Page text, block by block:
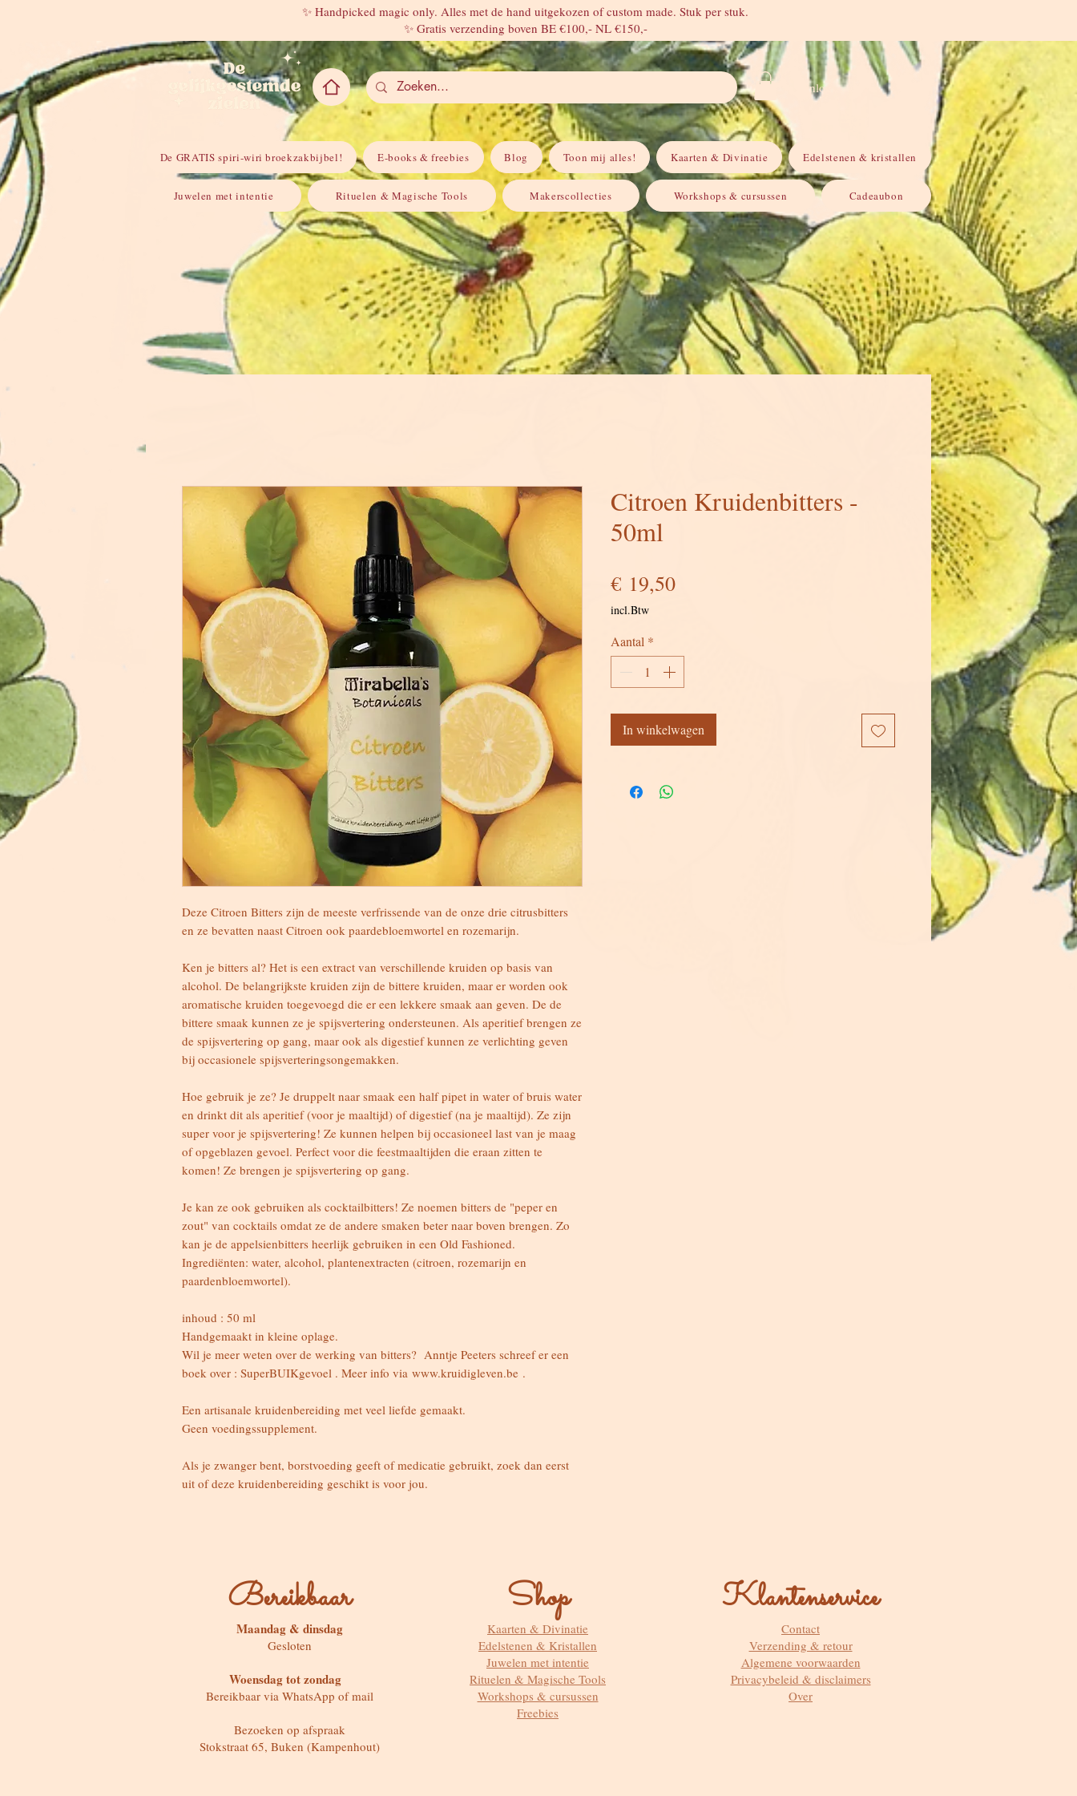
✨ Handpicked magic only. Alles met de hand uitgekozen of custom made. Stuk per stuk.
✨ Gratis verzending boven BE €100,- NL €150,-
Inloggen
De GRATIS spiri-wiri broekzakbijbel! E-books & freebies Blog Toon mij alles! Kaarten & Divinatie Edelstenen & kristallen
Juwelen met intentie Rituelen & Magische Tools Makerscollecties Workshops & cursussen Cadeaubon
Deze Citroen Bitters zijn de meeste verfrissende van de onze drie citrusbitters
en ze bevatten naast Citroen ook paardebloemwortel en rozemarijn.
Ken je bitters al? Het is een extract van verschillende kruiden op basis van
alcohol. De belangrijkste kruiden zijn de bittere kruiden, maar er worden ook
aromatische kruiden toegevoegd die er een lekkere smaak aan geven. De de
bittere smaak kunnen ze je spijsvertering ondersteunen. Als aperitief brengen ze
de spijsvertering op gang, maar ook als digestief kunnen ze verlichting geven
bij occasionele spijsverteringsongemakken.
Hoe gebruik je ze? Je druppelt naar smaak een half pipet in water of bruis water
en drinkt dit als aperitief (voor je maaltijd) of digestief (na je maaltijd). Ze zijn
super voor je spijsvertering! Ze kunnen helpen bij occasioneel last van je maag
of opgeblazen gevoel. Perfect voor die feestmaaltijden die eraan zitten te
komen! Ze brengen je spijsvertering op gang.
Je kan ze ook gebruiken als cocktailbitters! Ze noemen bitters de "peper en
zout" van cocktails omdat ze de andere smaken beter naar boven brengen. Zo
kan je de appelsienbitters heerlijk gebruiken in een Old Fashioned.
Ingrediënten: water, alcohol, plantenextracten (citroen, rozemarijn en
paardenbloemwortel).
inhoud : 50 ml
Handgemaakt in kleine oplage.
Wil je meer weten over de werking van bitters? Anntje Peeters schreef er een
boek over : SuperBUIKgevoel . Meer info via www.kruidigleven.be .
Een artisanale kruidenbereiding met veel liefde gemaakt.
Geen voedingssupplement.
Als je zwanger bent, borstvoeding geeft of medicatie gebruikt, zoek dan eerst
uit of deze kruidenbereiding geschikt is voor jou.
Citroen Kruidenbitters -
50ml
€ 19,50Prijs
incl.Btw
Aantal *
In winkelwagen
Bereikbaar
Maandag & dinsdag
Gesloten
Woensdag tot zondag
Bereikbaar via WhatsApp of mail
Bezoeken op afspraak
Stokstraat 65, Buken (Kampenhout)
Shop
Kaarten & Divinatie
Edelstenen & Kristallen
Juwelen met intentie
Rituelen & Magische Tools
Workshops & cursussen
Freebies
Klantenservice
Contact
Verzending & retour
Algemene voorwaarden
Privacybeleid & disclaimers
Over